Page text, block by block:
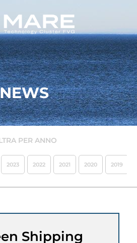
NEWS
PER ANNO
2023 2022 2021 2020 2019
Shipping